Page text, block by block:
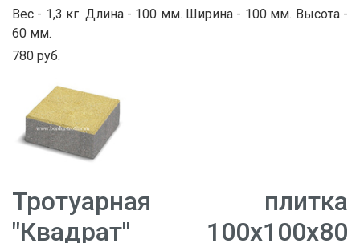
Вес - 1,3 кг. Длина - 100 мм. Ширина - 100 мм. Высота -
60 мм.
780 руб.
Тротуарная плитка
"Квадрат" 100х100х80